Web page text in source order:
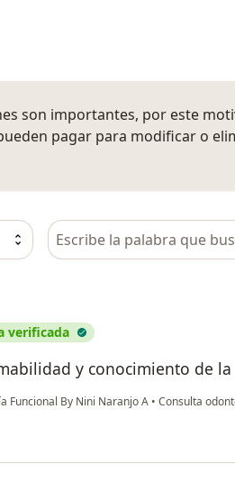
son importantes, por este
pagar para modificar o
Busca en opiniones
verificada
y conocimiento de
Funcional By Nini Naranjo A • Consulta